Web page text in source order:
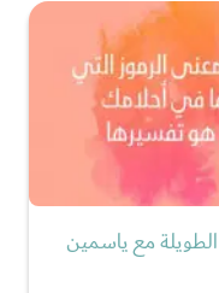
الطويلة مع ياسمين